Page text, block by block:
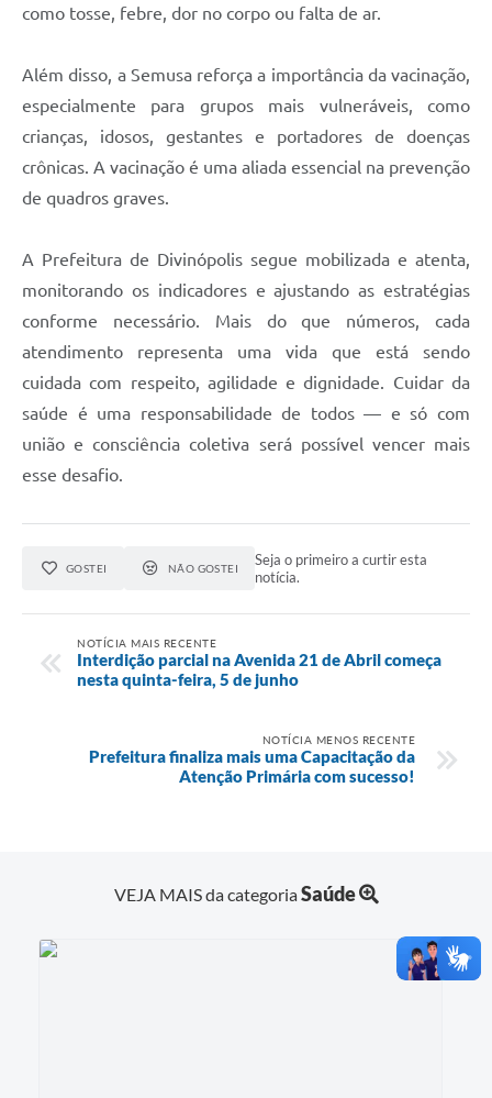
como tosse, febre, dor no corpo ou falta de ar.
Além disso, a Semusa reforça a importância da vacinação,
especialmente para grupos mais vulneráveis, como
crianças, idosos, gestantes e portadores de doenças
crônicas. A vacinação é uma aliada essencial na prevenção
de quadros graves.
A Prefeitura de Divinópolis segue mobilizada e atenta,
monitorando os indicadores e ajustando as estratégias
conforme necessário. Mais do que números, cada
atendimento representa uma vida que está sendo
cuidada com respeito, agilidade e dignidade. Cuidar da
saúde é uma responsabilidade de todos — e só com
união e consciência coletiva será possível vencer mais
esse desafio.
GOSTEI NÃO GOSTEI
Seja o primeiro a curtir esta
notícia.
NOTÍCIA MAIS RECENTE
Interdição parcial na Avenida 21 de Abril começa
nesta quinta-feira, 5 de junho
NOTÍCIA MENOS RECENTE
Prefeitura finaliza mais uma Capacitação da
Atenção Primária com sucesso!
VEJA MAIS da categoriaSaúde